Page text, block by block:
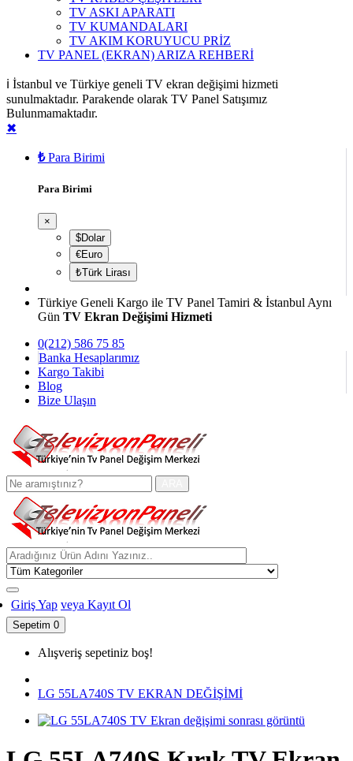
TV ASKI APARATI
TV KUMANDALARI
TV AKIM KORUYUCU PRİZ
TV PANEL (EKRAN) ARIZA REHBERİ
ℹ️ İstanbul ve Türkiye geneli TV ekran değişimi hizmeti
sunulmaktadır. Parakende olarak TV Panel Satışımız
Bulunmamaktadır.
✖
₺ Para Birimi
Para Birimi
×
$Dolar
€Euro
₺Türk Lirası
Türkiye Geneli Kargo ile TV Panel Tamiri & İstanbul Aynı
Gün TV Ekran Değişimi Hizmeti
0(212) 586 75 85
Banka Hesaplarımız
Kargo Takibi
Blog
Bize Ulaşın
Giriş Yap veya Kayıt Ol
Sepetim 0
Alışveriş sepetiniz boş!
LG 55LA740S TV EKRAN DEĞİŞİMİ